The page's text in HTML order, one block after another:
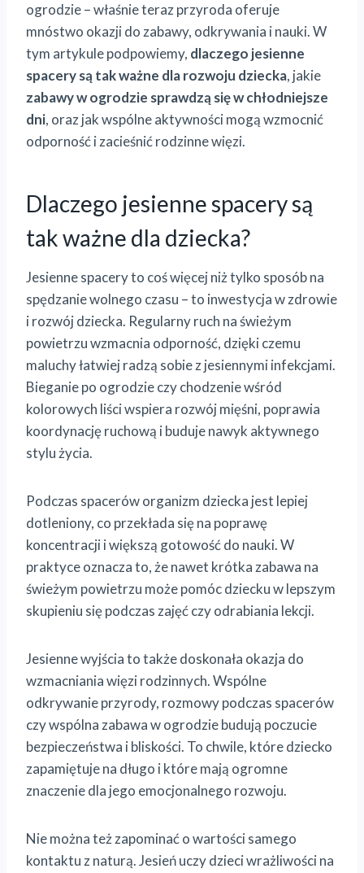
ogrodzie – właśnie teraz przyroda oferuje
mnóstwo okazji do zabawy, odkrywania i nauki. W
tym artykule podpowiemy, dlaczego jesienne
spacery są tak ważne dla rozwoju dziecka, jakie
zabawy w ogrodzie sprawdzą się w chłodniejsze
dni, oraz jak wspólne aktywności mogą wzmocnić
odporność i zacieśnić rodzinne więzi.
Dlaczego jesienne spacery są
tak ważne dla dziecka?
Jesienne spacery to coś więcej niż tylko sposób na
spędzanie wolnego czasu – to inwestycja w zdrowie
i rozwój dziecka. Regularny ruch na świeżym
powietrzu wzmacnia odporność, dzięki czemu
maluchy łatwiej radzą sobie z jesiennymi infekcjami.
Bieganie po ogrodzie czy chodzenie wśród
kolorowych liści wspiera rozwój mięśni, poprawia
koordynację ruchową i buduje nawyk aktywnego
stylu życia.
Podczas spacerów organizm dziecka jest lepiej
dotleniony, co przekłada się na poprawę
koncentracji i większą gotowość do nauki. W
praktyce oznacza to, że nawet krótka zabawa na
świeżym powietrzu może pomóc dziecku w lepszym
skupieniu się podczas zajęć czy odrabiania lekcji.
Jesienne wyjścia to także doskonała okazja do
wzmacniania więzi rodzinnych. Wspólne
odkrywanie przyrody, rozmowy podczas spacerów
czy wspólna zabawa w ogrodzie budują poczucie
bezpieczeństwa i bliskości. To chwile, które dziecko
zapamiętuje na długo i które mają ogromne
znaczenie dla jego emocjonalnego rozwoju.
Nie można też zapominać o wartości samego
kontaktu z naturą. Jesień uczy dzieci wrażliwości na